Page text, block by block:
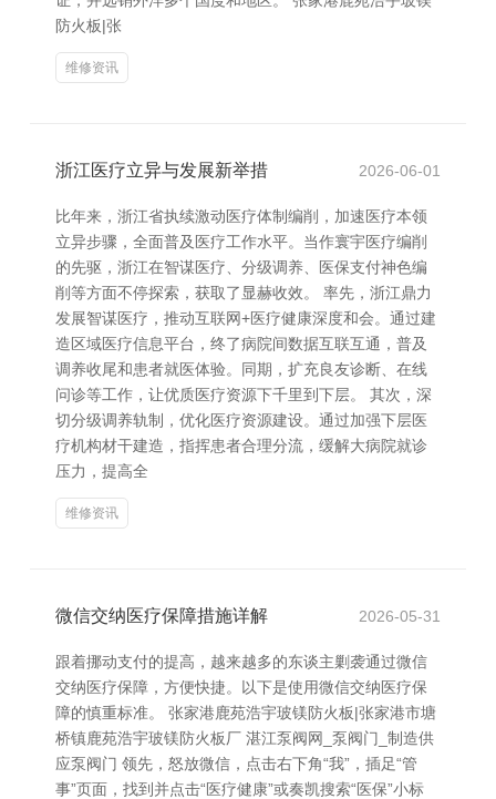
防火板|张
维修资讯
浙江医疗立异与发展新举措 2026-06-01
比年来，浙江省执续激动医疗体制编削，加速医疗本领
立异步骤，全面普及医疗工作水平。当作寰宇医疗编削
的先驱，浙江在智谋医疗、分级调养、医保支付神色编
削等方面不停探索，获取了显赫收效。 率先，浙江鼎力
发展智谋医疗，推动互联网+医疗健康深度和会。通过建
造区域医疗信息平台，终了病院间数据互联互通，普及
调养收尾和患者就医体验。同期，扩充良友诊断、在线
问诊等工作，让优质医疗资源下千里到下层。 其次，深
切分级调养轨制，优化医疗资源建设。通过加强下层医
疗机构材干建造，指挥患者合理分流，缓解大病院就诊
压力，提高全
维修资讯
微信交纳医疗保障措施详解 2026-05-31
跟着挪动支付的提高，越来越多的东谈主剿袭通过微信
交纳医疗保障，方便快捷。以下是使用微信交纳医疗保
障的慎重标准。 张家港鹿苑浩宇玻镁防火板|张家港市塘
桥镇鹿苑浩宇玻镁防火板厂 湛江泵阀网_泵阀门_制造供
应泵阀门 领先，怒放微信，点击右下角“我”，插足“管
事”页面，找到并点击“医疗健康”或奏凯搜索“医保”小标